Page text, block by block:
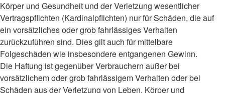
Körper und Gesundheit und der Verletzung wesentlicher
Vertragspflichten (Kardinalpflichten) nur für Schäden, die auf
ein vorsätzliches oder grob fahrlässiges Verhalten
zurückzuführen sind. Dies gilt auch für mittelbare
Folgeschäden wie insbesondere entgangenen Gewinn.
Die Haftung ist gegenüber Verbrauchern außer bei
vorsätzlichem oder grob fahrlässigem Verhalten oder bei
Schäden aus der Verletzung von Leben, Körper und